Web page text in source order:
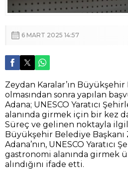
6 MART 2025 14:57
Zeydan Karalar’ın Büyükşehir
olmasından sonra yapılan
Adana; UNESCO Yaratıcı
alanında girmek için bir kez
Süreç ve gelinen noktayla
Büyükşehir Belediye Başkanı
Adana’nın, UNESCO Yaratıcı
gastronomi alanında girmek
alındığını ifade etti.